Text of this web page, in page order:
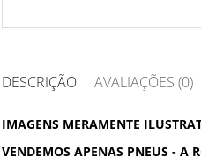
DESCRIÇÃO AVALIAÇÕES (0)
IMAGENS MERAMENTE
VENDEMOS APENAS PNEUS - A